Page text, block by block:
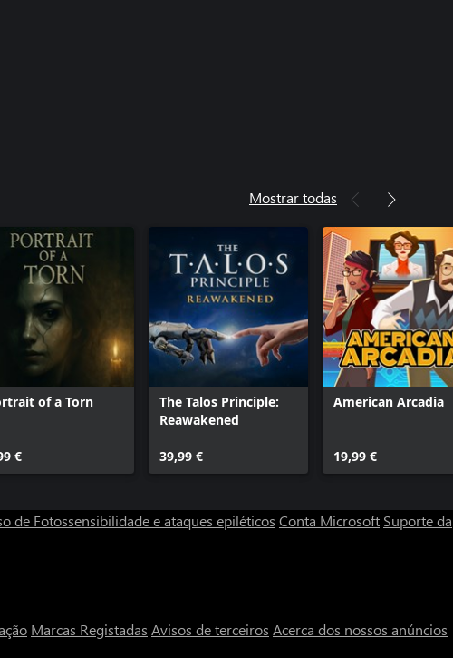
Mostrar todas
of a Torn
€
The Talos Principle:
Reawakened
39,99 €
American Arcadia
19,99 €
de Fotossensibilidade e ataques epiléticos Conta Microsoft Suporte da
Marcas Registadas Avisos de terceiros Acerca dos nossos anúncios